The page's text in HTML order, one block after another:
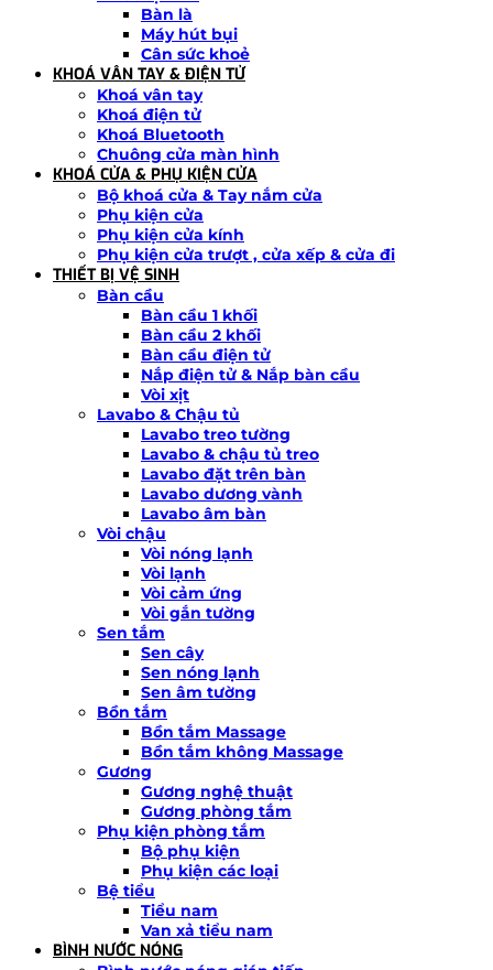
Bàn là
Máy hút bụi
Cân sức khoẻ
KHOÁ VÂN TAY & ĐIỆN TỬ
Khoá vân tay
Khoá điện tử
Khoá Bluetooth
Chuông cửa màn hình
KHOÁ CỬA & PHỤ KIỆN CỬA
Bộ khoá cửa & Tay nắm cửa
Phụ kiện cửa
Phụ kiện cửa kính
Phụ kiện cửa trượt , cửa xếp & cửa đi
THIẾT BỊ VỆ SINH
Bàn cầu
Bàn cầu 1 khối
Bàn cầu 2 khối
Bàn cầu điện tử
Nắp điện tử & Nắp bàn cầu
Vòi xịt
Lavabo & Chậu tủ
Lavabo treo tường
Lavabo & chậu tủ treo
Lavabo đặt trên bàn
Lavabo dương vành
Lavabo âm bàn
Vòi chậu
Vòi nóng lạnh
Vòi lạnh
Vòi cảm ứng
Vòi gắn tường
Sen tắm
Sen cây
Sen nóng lạnh
Sen âm tường
Bồn tắm
Bồn tắm Massage
Bồn tắm không Massage
Gương
Gương nghệ thuật
Gương phòng tắm
Phụ kiện phòng tắm
Bộ phụ kiện
Phụ kiện các loại
Bệ tiểu
Tiểu nam
Van xả tiểu nam
BÌNH NƯỚC NÓNG